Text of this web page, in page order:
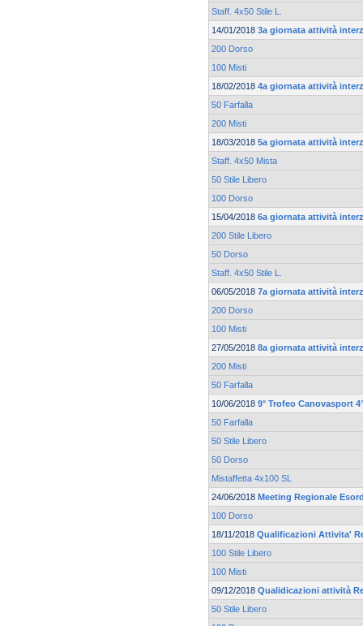
Staff. 4x50 Stile L.
14/01/2018 3a giornata attività
200 Dorso
100 Misti
18/02/2018 4a giornata attività
50 Farfalla
200 Misti
18/03/2018 5a giornata attività
Staff. 4x50 Mista
50 Stile Libero
100 Dorso
15/04/2018 6a giornata attività
200 Stile Libero
50 Dorso
Staff. 4x50 Stile L.
06/05/2018 7a giornata attività
200 Dorso
100 Misti
27/05/2018 8a giornata attività
200 Misti
50 Farfalla
10/06/2018 9° Trofeo Canovasport
50 Farfalla
50 Stile Libero
50 Dorso
Mistaffetta 4x100 SL
24/06/2018 Meeting Regionale
100 Dorso
18/11/2018 Qualificazioni Attivita'
100 Stile Libero
100 Misti
09/12/2018 Qualidicazioni attività
50 Stile Libero